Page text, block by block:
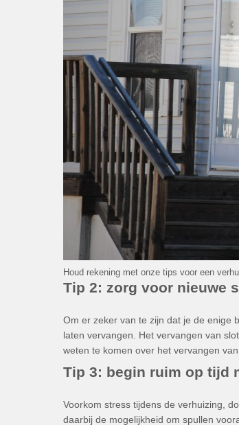
Houd rekening met onze tips voor een
Tip 2: zorg voor nieuwe
Om er zeker van te zijn dat je de enige
laten vervangen. Het vervangen van
weten te komen over het vervangen
Tip 3: begin ruim op tijd
Voorkom stress tijdens de verhuizing,
daarbij de mogelijkheid om spullen